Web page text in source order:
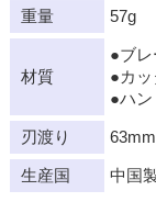
重量 57g
材質
●ブ
●カ
●ハ
刃渡り 63mm
生産国 中国